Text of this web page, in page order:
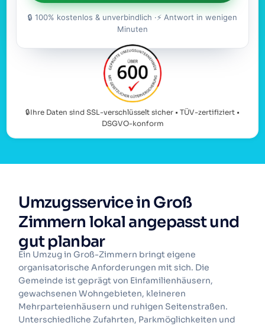
🔒 100% kostenlos & unverbindlich ·⚡ Antwort in wenigen
Minuten
🔒Ihre Daten sind SSL-verschlüsselt sicher • TÜV-zertifiziert •
DSGVO-konform
Umzugsservice in Groß
Zimmern lokal angepasst und
gut planbar
Ein Umzug in Groß-Zimmern bringt eigene
organisatorische Anforderungen mit sich. Die
Gemeinde ist geprägt von Einfamilienhäusern,
gewachsenen Wohngebieten, kleineren
Mehrparteienhäusern und ruhigen Seitenstraßen.
Unterschiedliche Zufahrten, Parkmöglichkeiten und